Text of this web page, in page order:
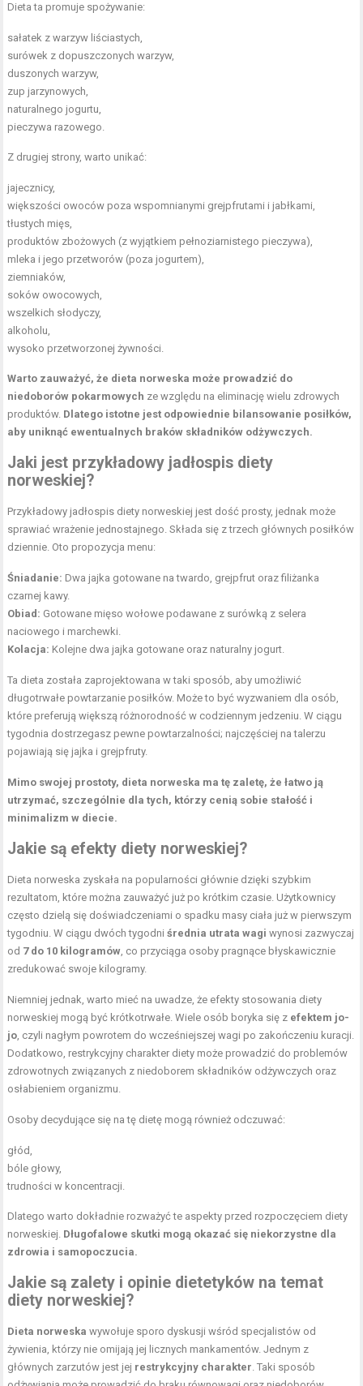
Dieta ta promuje spożywanie:
sałatek z warzyw liściastych,
surówek z dopuszczonych warzyw,
duszonych warzyw,
zup jarzynowych,
naturalnego jogurtu,
pieczywa razowego.
Z drugiej strony, warto unikać:
jajecznicy,
większości owoców poza wspomnianymi grejpfrutami i jabłkami,
tłustych mięs,
produktów zbożowych (z wyjątkiem pełnoziarnistego pieczywa),
mleka i jego przetworów (poza jogurtem),
ziemniaków,
soków owocowych,
wszelkich słodyczy,
alkoholu,
wysoko przetworzonej żywności.
Warto zauważyć, że dieta norweska może prowadzić do
niedoborów pokarmowych ze względu na eliminację wielu zdrowych
produktów. Dlatego istotne jest odpowiednie bilansowanie posiłków,
aby uniknąć ewentualnych braków składników odżywczych.
Jaki jest przykładowy jadłospis diety
norweskiej?
Przykładowy jadłospis diety norweskiej jest dość prosty, jednak może
sprawiać wrażenie jednostajnego. Składa się z trzech głównych posiłków
dziennie. Oto propozycja menu:
Śniadanie: Dwa jajka gotowane na twardo, grejpfrut oraz filiżanka
czarnej kawy.
Obiad: Gotowane mięso wołowe podawane z surówką z selera
naciowego i marchewki.
Kolacja: Kolejne dwa jajka gotowane oraz naturalny jogurt.
Ta dieta została zaprojektowana w taki sposób, aby umożliwić
długotrwałe powtarzanie posiłków. Może to być wyzwaniem dla osób,
które preferują większą różnorodność w codziennym jedzeniu. W ciągu
tygodnia dostrzegasz pewne powtarzalności; najczęściej na talerzu
pojawiają się jajka i grejpfruty.
Mimo swojej prostoty, dieta norweska ma tę zaletę, że łatwo ją
utrzymać, szczególnie dla tych, którzy cenią sobie stałość i
minimalizm w diecie.
Jakie są efekty diety norweskiej?
Dieta norweska zyskała na popularności głównie dzięki szybkim
rezultatom, które można zauważyć już po krótkim czasie. Użytkownicy
często dzielą się doświadczeniami o spadku masy ciała już w pierwszym
tygodniu. W ciągu dwóch tygodniśrednia utrata wagi wynosi zazwyczaj
od 7 do 10 kilogramów, co przyciąga osoby pragnące błyskawicznie
zredukować swoje kilogramy.
Niemniej jednak, warto mieć na uwadze, że efekty stosowania diety
norweskiej mogą być krótkotrwałe. Wiele osób boryka się z efektem jo-
jo, czyli nagłym powrotem do wcześniejszej wagi po zakończeniu kuracji.
Dodatkowo, restrykcyjny charakter diety może prowadzić do problemów
zdrowotnych związanych z niedoborem składników odżywczych oraz
osłabieniem organizmu.
Osoby decydujące się na tę dietę mogą również odczuwać:
głód,
bóle głowy,
trudności w koncentracji.
Dlatego warto dokładnie rozważyć te aspekty przed rozpoczęciem diety
norweskiej. Długofalowe skutki mogą okazać się niekorzystne dla
zdrowia i samopoczucia.
Jakie są zalety i opinie dietetyków na temat
diety norweskiej?
Dieta norweska wywołuje sporo dyskusji wśród specjalistów od
żywienia, którzy nie omijają jej licznych mankamentów. Jednym z
głównych zarzutów jest jej restrykcyjny charakter. Taki sposób